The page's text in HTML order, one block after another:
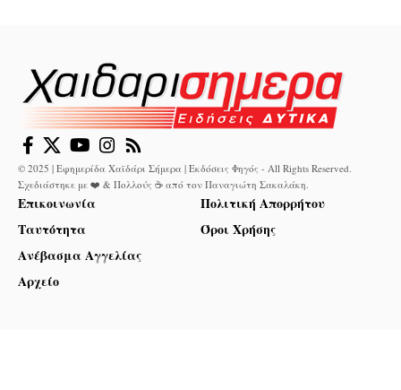
© 2025 | Εφημερίδα Χαϊδάρι Σήμερα | Εκδόσεις Φηγός - All Rights Reserved.
Σχεδιάστηκε με ❤️ & Πολλούς ☕ από τον Παναγιώτη Σακαλάκη
Επικοινωνία
Ταυτότητα
Ανέβασμα Αγγελίας
Αρχείο
Πολιτική Απορρήτου
Όροι Χρήσης